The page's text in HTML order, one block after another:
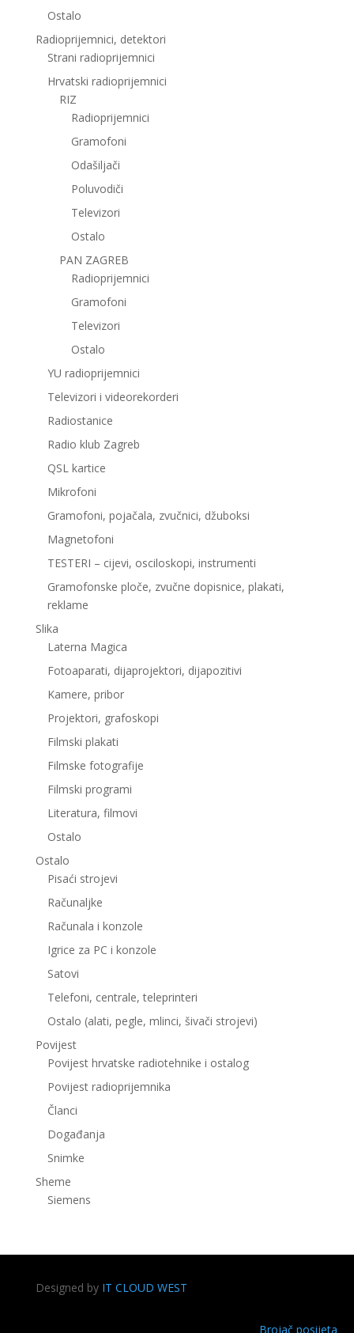
Ostalo
Radioprijemnici, detektori
Strani radioprijemnici
Hrvatski radioprijemnici
RIZ
Radioprijemnici
Gramofoni
Odašiljači
Poluvodiči
Televizori
Ostalo
PAN ZAGREB
Radioprijemnici
Gramofoni
Televizori
Ostalo
YU radioprijemnici
Televizori i videorekorderi
Radiostanice
Radio klub Zagreb
QSL kartice
Mikrofoni
Gramofoni, pojačala, zvučnici, džuboksi
Magnetofoni
TESTERI – cijevi, osciloskopi, instrumenti
Gramofonske ploče, zvučne dopisnice, plakati,
reklame
Slika
Laterna Magica
Fotoaparati, dijaprojektori, dijapozitivi
Kamere, pribor
Projektori, grafoskopi
Filmski plakati
Filmske fotografije
Filmski programi
Literatura, filmovi
Ostalo
Ostalo
Pisaći strojevi
Računaljke
Računala i konzole
Igrice za PC i konzole
Satovi
Telefoni, centrale, teleprinteri
Ostalo (alati, pegle, mlinci, šivači strojevi)
Povijest
Povijest hrvatske radiotehnike i ostalog
Povijest radioprijemnika
Članci
Događanja
Snimke
Sheme
Siemens
Designed by IT CLOUD WEST
Brojač posijeta